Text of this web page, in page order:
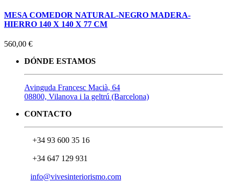
MESA COMEDOR NATURAL-NEGRO MADERA-
HIERRO 140 X 140 X 77 CM
560,00 €
DÓNDE ESTAMOS
Avinguda Francesc Macià, 64
08800, Vilanova i la geltrú (Barcelona)
CONTACTO
+34 93 600 35 16
+34 647 129 931
info@vivesinteriorismo.com